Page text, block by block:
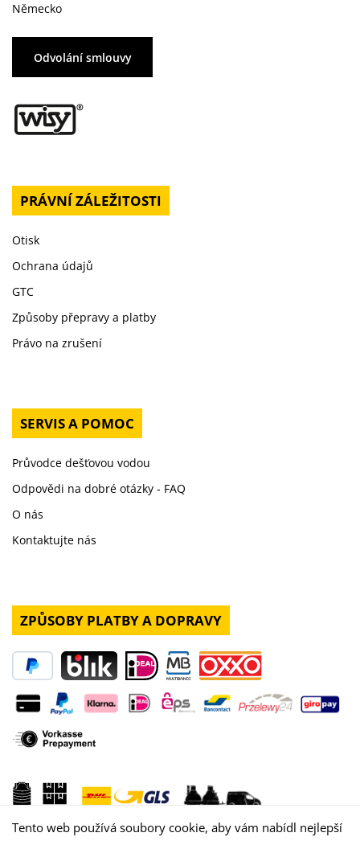
Německo
Odvolání smlouvy
PRÁVNÍ ZÁLEŽITOSTI
Otisk
Ochrana údajů
GTC
Způsoby přepravy a platby
Právo na zrušení
SERVIS A POMOC
Průvodce dešťovou vodou
Odpovědi na dobré otázky - FAQ
O nás
Kontaktujte nás
ZPŮSOBY PLATBY A DOPRAVY
Tento web používá soubory cookie, aby vám nabídl nejlepší